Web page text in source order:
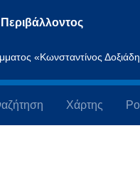
«Κωνσταντίνος
Χάρτης